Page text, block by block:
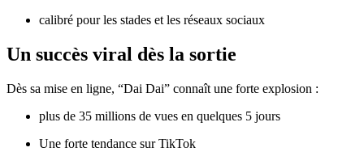
calibré pour les stades et les réseaux sociaux
Un succès viral dès la sortie
Dès sa mise en ligne, “Dai Dai” connaît une forte explosion :
plus de 35 millions de vues en quelques 5 jours
Une forte tendance sur TikTok